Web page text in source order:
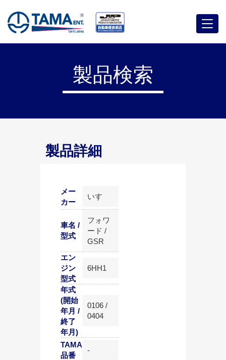
メ
ニ
製品検索
製品詳細
メー
カー
いすゞ
車名 /
型式
フォワ
ード /
GSR
エン
ジン
型式
6HH1
年式
(開始
年月 /
終了
年月)
0106 /
0404
TAMA
品番
-